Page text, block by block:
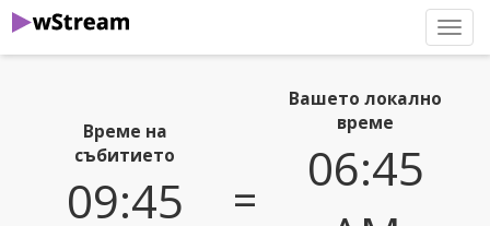
Време на
събитието
09:45 =
Вашето локално
време
06:45